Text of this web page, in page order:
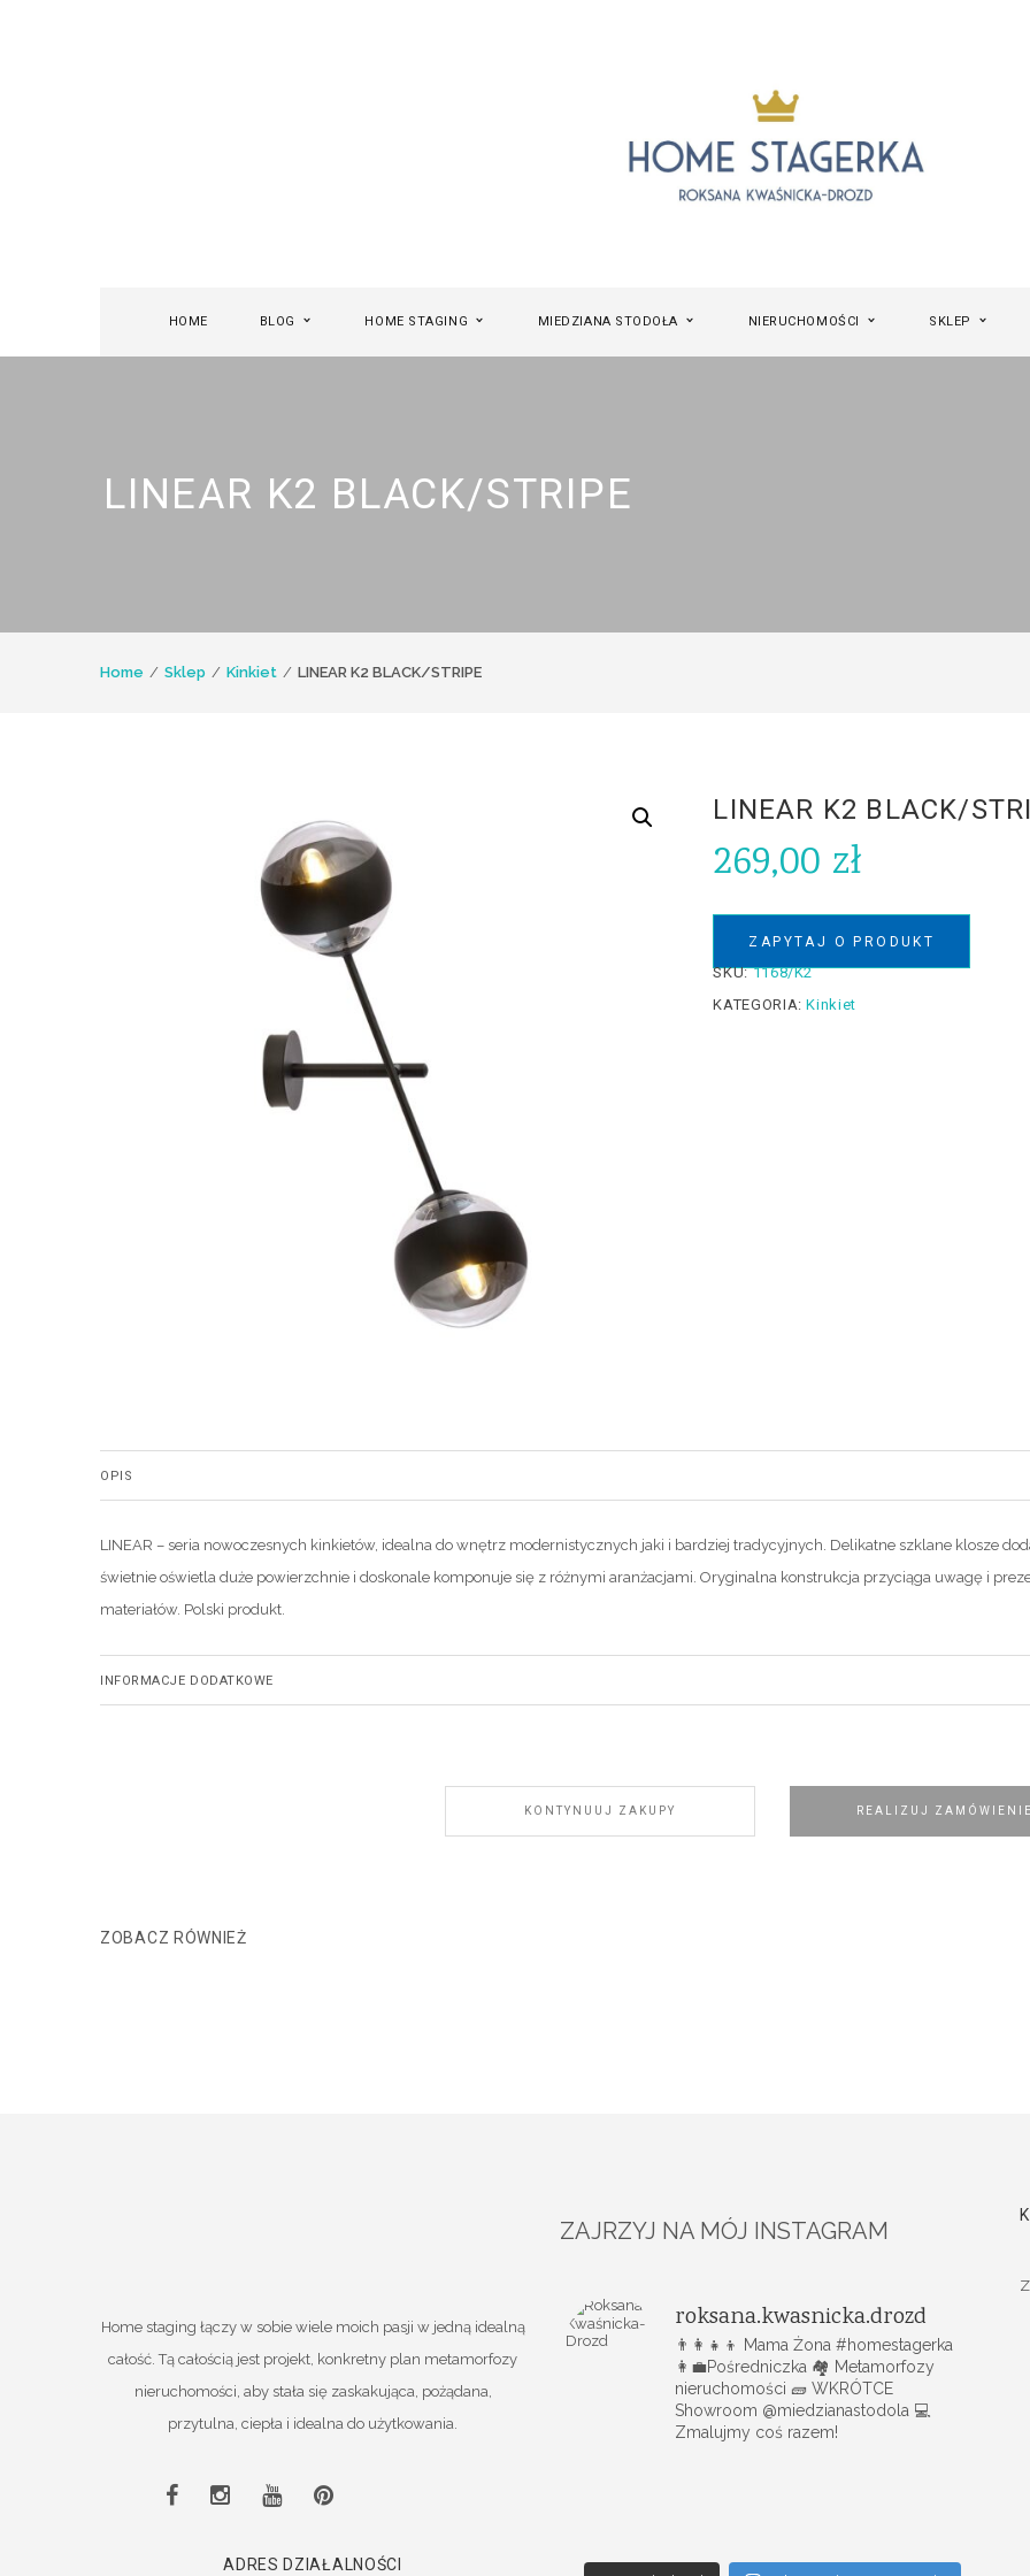
HOME BLOG HOME STAGING MIEDZIANA STODOŁA NIERUCHOMOŚCI SKLEP
LINEAR K2 BLACK/STRIPE
Home Sklep Kinkiet LINEAR K2 BLACK/STRIPE
LINEAR K2 BLACK/
269,00zł
ZAPYTAJ O PRODUKT
SKU:1168/K2
KATEGORIA:Kinkiet
OPIS
LINEAR – seria nowoczesnych kinkietów, idealna do wnętrz modernistycznych jaki i bardziej tradycyjnych. Delikatne szklane klosze
świetnie oświetla duże powierzchnie i doskonale komponuje się z różnymi aranżacjami. Oryginalna konstrukcja przyciąga uwagę i
materiałów. Polski produkt.
INFORMACJE DODATKOWE
KONTYNUUJ ZAKUPY REALIZUJ
ZOBACZ RÓWNIEŻ
Home staging łączy w sobie wiele moich pasji w jedną idealną
całość. Tą całością jest projekt, konkretny plan metamorfozy
nieruchomości, aby stała się zaskakująca, pożądana,
przytulna, ciepła i idealna do użytkowania.
ADRES DZIAŁALNOŚCI
ZAJRZYJ NA MÓJ INSTAGRAM
roksana.kwasnicka.drozd
👨‍👩‍👧‍👦 Mama Żona #homestagerka
👩‍💼Pośredniczka 🏘️ Metamorfozy
nieruchomości 🧱 WKRÓTCE
Showroom @miedzianastodola 💻
Zmalujmy coś razem!